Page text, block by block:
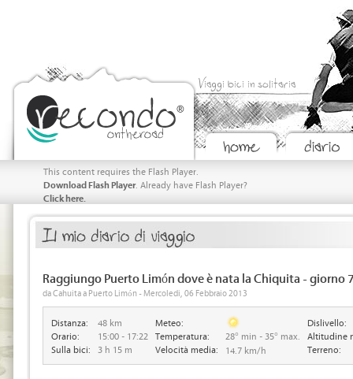
Viaggi bici in solitaria
This content requires the Flash Player.
Download Flash Player. Already have Flash Player?
Click here.
Raggiungo Puerto Limón dove è nata la Chiquita - giorno
da Cahuita a Puerto Limón - Mercoledi, 06 Febbraio 2013
Distanza:
Orario:
Sulla bici:
48 km
15:00 - 17:22
3 h 15 m
Meteo:
Temperatura:
Velocità media:
28° min - 35° max.
14.7 km/h
Dislivello:
Altitudine
Terreno: